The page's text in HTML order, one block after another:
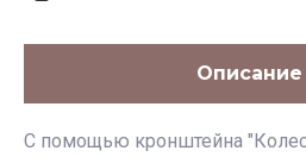
Описание
С помощью кронштейна